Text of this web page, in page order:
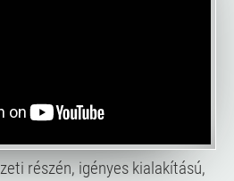
részén, igényes kialakítású,